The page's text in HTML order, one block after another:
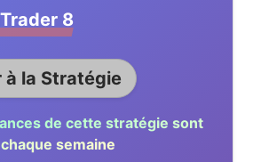
8
à la Stratégie
de cette stratégie sont
semaine